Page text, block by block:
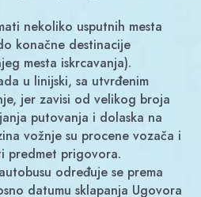
konačne destinacije
mesta iskrcavanja).
jer zavisi od velikog broja
putovanja i dolaska na
vožnje su procene vozača i
predmet prigovora.
datumu sklapanja Ugovora